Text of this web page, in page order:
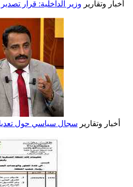
أخبار وتقارير وزير الداخلية: قرار
أخبار وتقارير سجال سياسي حول